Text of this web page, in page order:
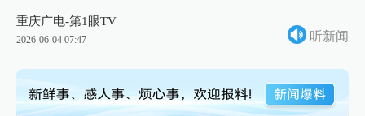
重庆广电-第1眼TV
2026-06-04 07:47 听新闻